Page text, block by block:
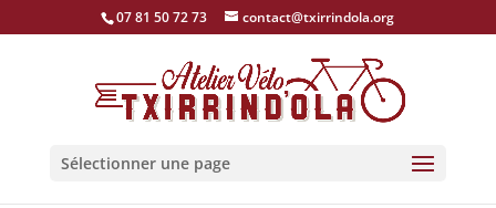
07 81 50 72 73 contact@txirrindola.org
Sélectionner une page